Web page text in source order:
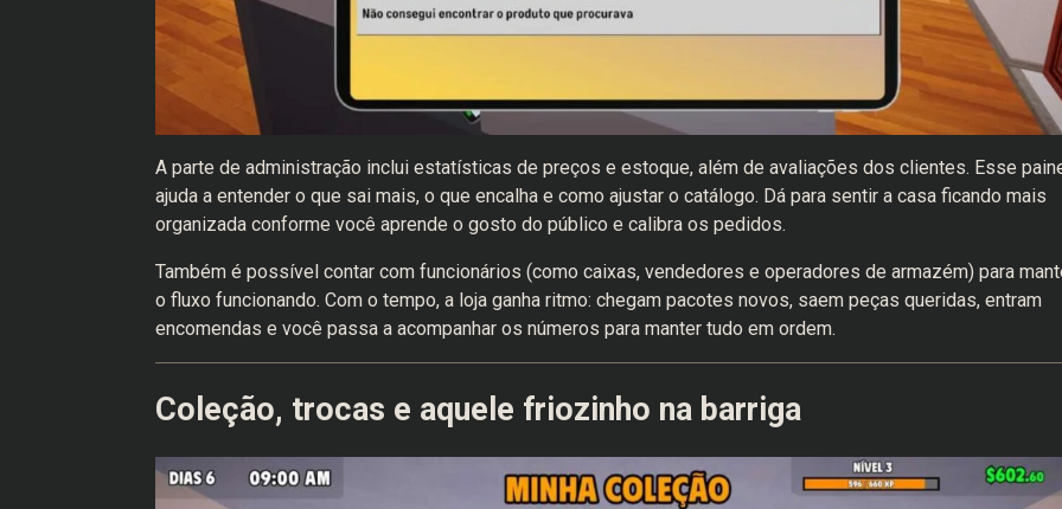
A parte de administração inclui estatísticas de preços e estoque, além de avaliações dos clientes. Esse
ajuda a entender o que sai mais, o que encalha e como ajustar o catálogo. Dá para sentir a casa ficando mais
organizada conforme você aprende o gosto do público e calibra os pedidos.
Também é possível contar com funcionários (como caixas, vendedores e operadores de armazém) para
o fluxo funcionando. Com o tempo, a loja ganha ritmo: chegam pacotes novos, saem peças queridas, entram
encomendas e você passa a acompanhar os números para manter tudo em ordem.
Coleção, trocas e aquele friozinho na barriga